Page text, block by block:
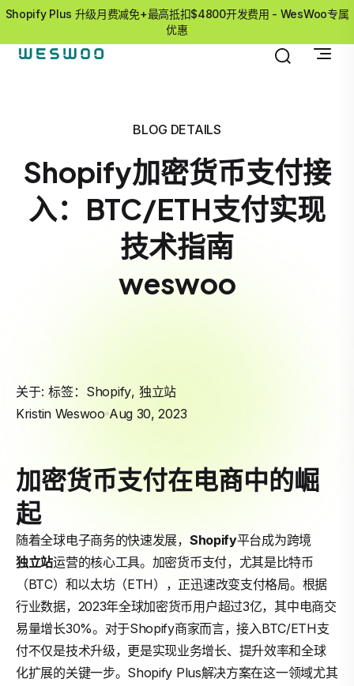
Shopify Plus 升级月费减免+最高抵扣$4800开发费用 - WesWoo专属
优惠
BLOG DETAILS
Shopify加密货币支付接
入：BTC/ETH支付实现
技术指南
weswoo
关于: 标签： Shopify, 独立站
Kristin Weswoo Aug 30, 2023
加密货币支付在电商中的崛
起
随着全球电子商务的快速发展， Shopify平台成为跨境
独立站运营的核心工具。加密货币支付，尤其是比特币
（BTC）和以太坊（ETH），正迅速改变支付格局。根据
行业数据，2023年全球加密货币用户超过3亿，其中电商交
易量增长30%。对于Shopify商家而言，接入BTC/ETH支
付不仅是技术升级，更是实现业务增长、提升效率和全球
化扩展的关键一步。Shopify Plus解决方案在这一领域尤其